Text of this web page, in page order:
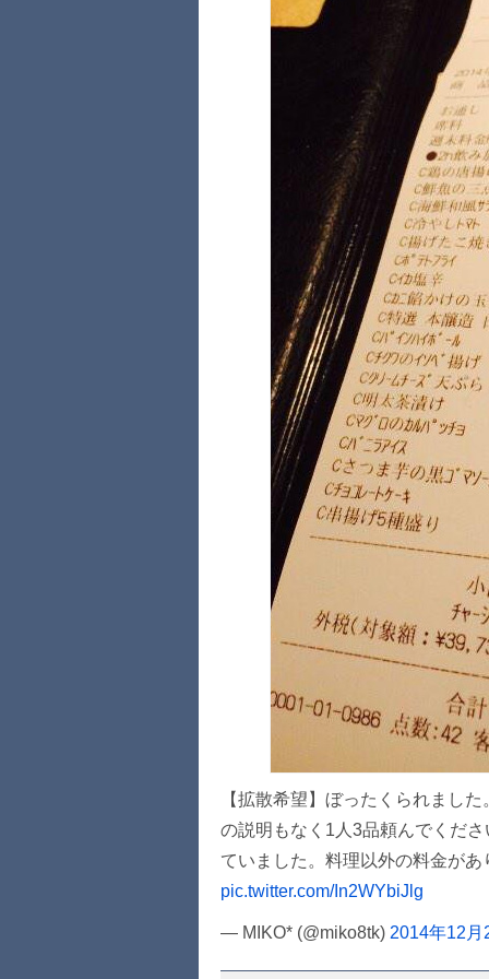
【拡散希望】ぼったくられまし
の説明もなく1人3品頼んでくだ
ていました。料理以外の料金が
pic.twitter.com/In2WYbiJlg
— MIKO* (@miko8tk) 2014年12月